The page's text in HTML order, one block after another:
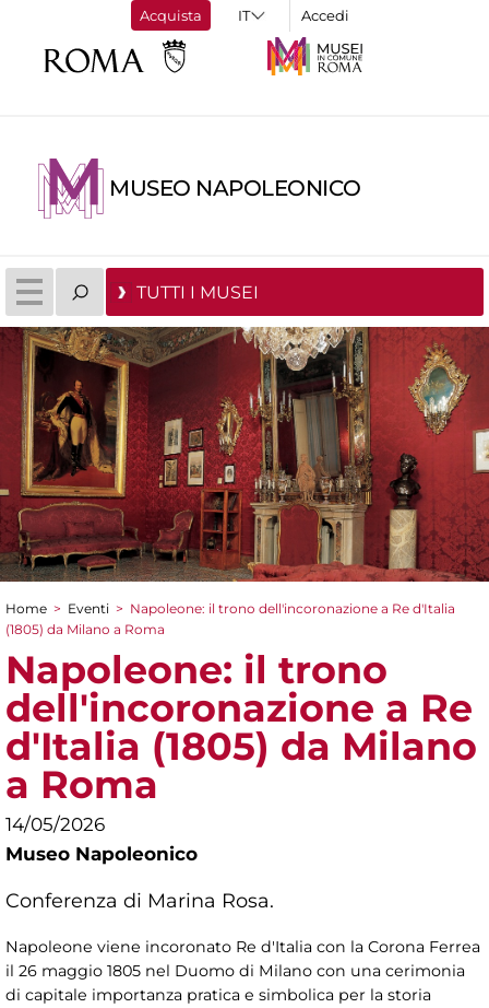
Acquista Accedi
MUSEO NAPOLEONICO
TUTTI I MUSEI
Tu sei qui
Home > Eventi > Napoleone: il trono dell'incoronazione a Re d'Italia
(1805) da Milano a Roma
Napoleone: il trono
dell'incoronazione a Re
d'Italia (1805) da Milano
a Roma
14/05/2026
Museo Napoleonico
Conferenza di Marina Rosa.
Napoleone viene incoronato Re d'Italia con la Corona Ferrea
il 26 maggio 1805 nel Duomo di Milano con una cerimonia
di capitale importanza pratica e simbolica per la storia